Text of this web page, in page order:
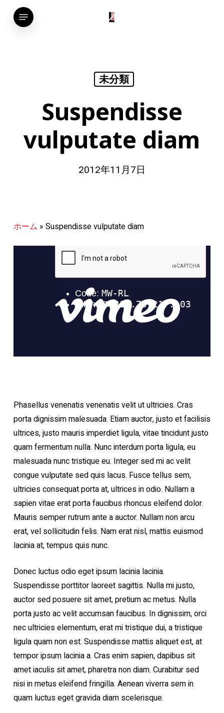
Menu
未分類
Suspendisse
vulputate diam
2012年11月7日
ホーム » Suspendisse vulputate diam
Phasellus venenatis venenatis velit ut ultricies. Cras
porta dignissim malesuada. Etiam auctor, justo et facilisis
ultrices, justo mauris imperdiet ligula, vitae tincidunt justo
quam fermentum nulla. Nunc interdum porta ligula, eu
malesuada nunc tristique eu. Integer sed mi ac velit
congue vulputate sed quis lacus. Fusce tellus sem,
ultricies consequat porta at, ultrices in odio. Nullam a
sapien vitae erat porta faucibus rhoncus eleifend dolor.
Mauris semper rutrum ante a auctor. Nullam non arcu
erat, vel sollicitudin felis. Nam erat nisl, mattis euismod
lacinia at, tempus quis nunc.
Donec luctus odio eget ipsum lacinia lacinia.
Suspendisse porttitor laoreet sagittis. Nulla mi justo,
auctor sed posuere sit amet, pretium ac metus. Nulla
porta justo ac velit accumsan faucibus. In dignissim, orci
nec ultricies elementum, erat mi tristique dui, a tristique
ligula quam non est. Suspendisse mattis aliquet est, at
tempor ipsum lacinia a. Cras enim sapien, dapibus sit
amet iaculis sit amet, pharetra non diam. Curabitur sed
nisi in metus eleifend fringilla. Aenean viverra sem in
quam luctus eget gravida diam scelerisque.